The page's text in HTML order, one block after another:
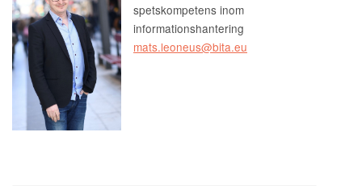
spetskompetens inom
informationshantering
mats.leoneus@bita.eu